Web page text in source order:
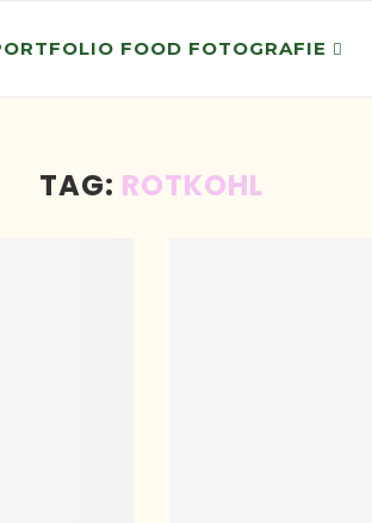
FOOD FOTOGRAFIE
TAG: ROTKOHL